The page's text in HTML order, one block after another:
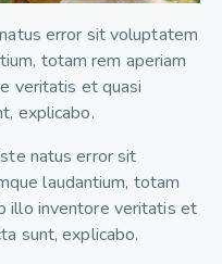
error sit voluptatem
totam rem aperiam
veritatis et quasi
explicabo.
natus error sit
laudantium, totam
illo inventore veritatis et
sunt, explicabo.